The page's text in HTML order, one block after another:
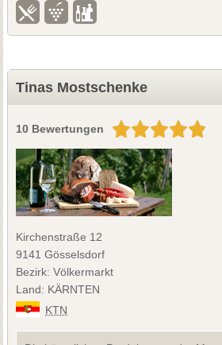
Tinas Mostschenke
10 Bewertungen
Kirchenstraße 12
9141 Gösselsdorf
Bezirk: Völkermarkt
Land: KÄRNTEN
KTN